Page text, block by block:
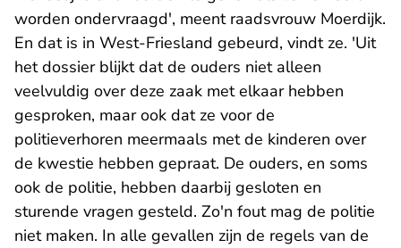
worden ondervraagd', meent raadsvrouw Moerdijk.
En dat is in West-Friesland gebeurd, vindt ze. 'Uit
het dossier blijkt dat de ouders niet alleen
veelvuldig over deze zaak met elkaar hebben
gesproken, maar ook dat ze voor de
politieverhoren meermaals met de kinderen over
de kwestie hebben gepraat. De ouders, en soms
ook de politie, hebben daarbij gesloten en
sturende vragen gesteld. Zo'n fout mag de politie
niet maken. In alle gevallen zijn de regels van de